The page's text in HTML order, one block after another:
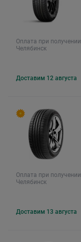
Оплата при получении
Челябинск
Доставим 12 августа
Оплата при получении
Челябинск
Доставим 13 августа